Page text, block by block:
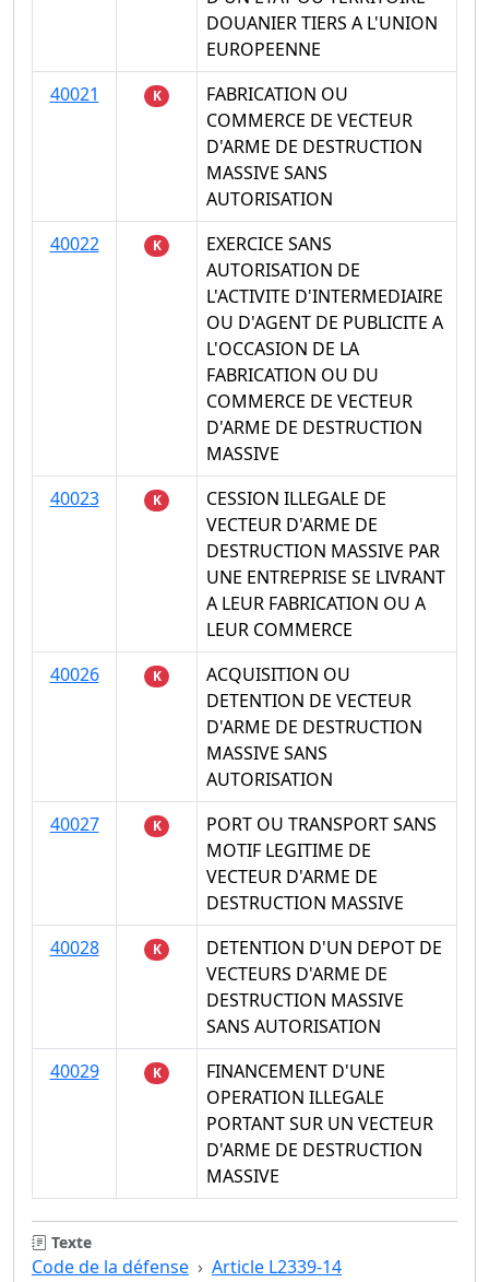
DOUANIER TIERS A L'UNION
EUROPEENNE
40021
K
FABRICATION OU
COMMERCE DE VECTEUR
D'ARME DE DESTRUCTION
MASSIVE SANS
AUTORISATION
40022
K
EXERCICE SANS
AUTORISATION DE
L'ACTIVITE D'INTERMEDIAIRE
OU D'AGENT DE PUBLICITE A
L'OCCASION DE LA
FABRICATION OU DU
COMMERCE DE VECTEUR
D'ARME DE DESTRUCTION
MASSIVE
40023
K
CESSION ILLEGALE DE
VECTEUR D'ARME DE
DESTRUCTION MASSIVE PAR
UNE ENTREPRISE SE LIVRANT
A LEUR FABRICATION OU A
LEUR COMMERCE
40026
K
ACQUISITION OU
DETENTION DE VECTEUR
D'ARME DE DESTRUCTION
MASSIVE SANS
AUTORISATION
40027
K
PORT OU TRANSPORT SANS
MOTIF LEGITIME DE
VECTEUR D'ARME DE
DESTRUCTION MASSIVE
40028
K
DETENTION D'UN DEPOT DE
VECTEURS D'ARME DE
DESTRUCTION MASSIVE
SANS AUTORISATION
40029
K
FINANCEMENT D'UNE
OPERATION ILLEGALE
PORTANT SUR UN VECTEUR
D'ARME DE DESTRUCTION
MASSIVE
Texte
Code de la défense
Article L2339-14